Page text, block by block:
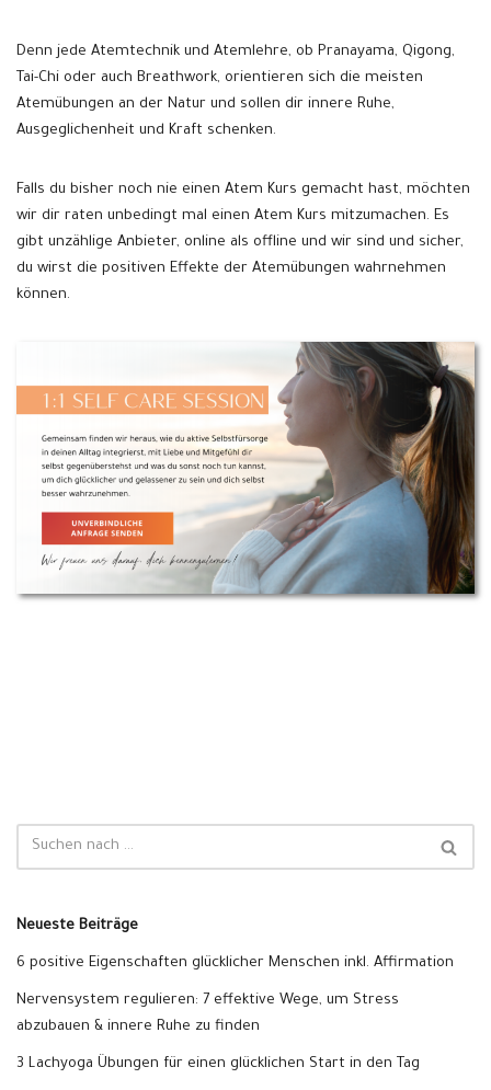
Denn jede Atemtechnik und Atemlehre, ob Pranayama, Qigong,
Tai-Chi oder auch Breathwork, orientieren sich die meisten
Atemübungen an der Natur und sollen dir innere Ruhe,
Ausgeglichenheit und Kraft schenken.
Falls du bisher noch nie einen Atem Kurs gemacht hast, möchten
wir dir raten unbedingt mal einen Atem Kurs mitzumachen. Es
gibt unzählige Anbieter, online als offline und wir sind und sicher,
du wirst die positiven Effekte der Atemübungen wahrnehmen
können.
Neueste Beiträge
6 positive Eigenschaften glücklicher Menschen inkl. Affirmation
Nervensystem regulieren: 7 effektive Wege, um Stress
abzubauen & innere Ruhe zu finden
3 Lachyoga Übungen für einen glücklichen Start in den Tag